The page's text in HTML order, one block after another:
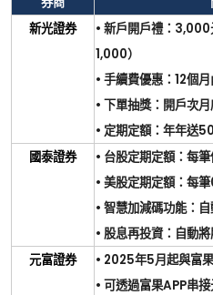
新光證券
• 新戶開戶禮： 3,000
1,000）
• 手續費優惠： 12個月
• 下單抽獎：開戶次
• 定期定額：年年送
國泰證券
• 台股定期定額：每筆
• 美股定期定額：每筆
• 智慧加減碼功能：
• 股息再投資：自動
元富證券
• 2025年5月起與富果
• 可透過富果APP串